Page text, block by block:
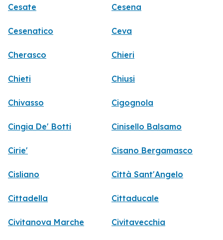
Cesate Cesena
Cesenatico Ceva
Cherasco Chieri
Chieti Chiusi
Chivasso Cigognola
Cingia De' Botti Cinisello Balsamo
Cirie' Cisano Bergamasco
Cisliano Città Sant'Angelo
Cittadella Cittaducale
Civitanova Marche Civitavecchia